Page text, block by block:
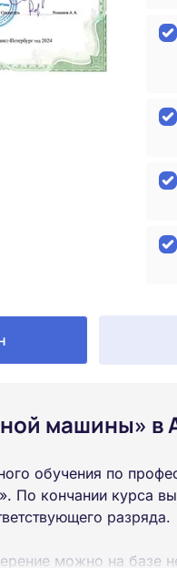
машины» в
обучения по
По кончании курса
разряда.
можно на базе